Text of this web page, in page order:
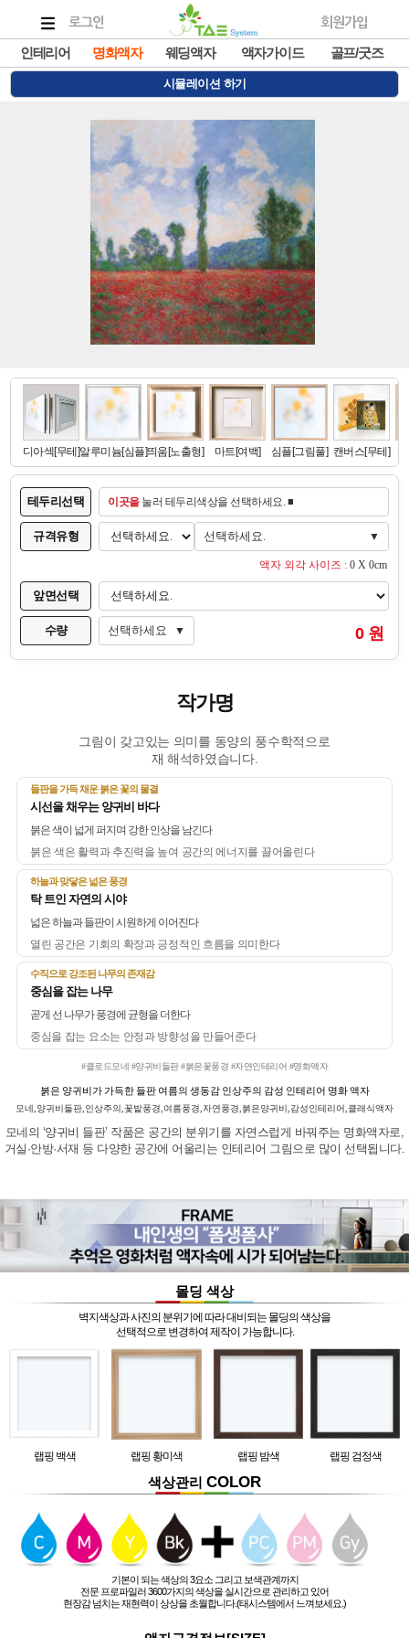
로그인 회원가입
인테리어 명화액자 웨딩액자 액자가이드 골프/굿즈
시뮬레이션 하기
테두리선택 이곳을눌러 테두리색상을 선택하세요. ■
규격유형 선택하세요. ▼
액자 외각 사이즈 : 0 X 0cm
앞면선택
수량 선택하세요 ▼ 0 원
작가명
그림이 갖고있는 의미를 동양의 풍수학적으로
재 해석하였습니다.
들판을 가득 채운 붉은 꽃의 물결
시선을 채우는 양귀비 바다
붉은 색이 넓게 퍼지며 강한 인상을 남긴다
붉은 색은 활력과 추진력을 높여 공간의 에너지를 끌어올린다
하늘과 맞닿은 넓은 풍경
탁 트인 자연의 시야
넓은 하늘과 들판이 시원하게 이어진다
열린 공간은 기회의 확장과 긍정적인 흐름을 의미한다
수직으로 강조된 나무의 존재감
중심을 잡는 나무
곧게 선 나무가 풍경에 균형을 더한다
중심을 잡는 요소는 안정과 방향성을 만들어준다
#클로드모네 #양귀비들판 #붉은꽃풍경 #자연인테리어 #명화액자
붉은 양귀비가 가득한 들판 여름의 생동감 인상주의 감성 인테리어 명화 액자
모네,양귀비들판,인상주의,꽃밭풍경,여름풍경,자연풍경,붉은양귀비,감성인테리어,클래식액자
모네의 ‘양귀비 들판’ 작품은 공간의 분위기를 자연스럽게 바꿔주는 명화액자로,
거실·안방·서재 등 다양한 공간에 어울리는 인테리어 그림으로 많이 선택됩니다.
몰딩 색상
벽지색상과 사진의 분위기에 따라 대비되는 몰딩의 색상을
선택적으로 변경하여 제작이 가능합니다.
랩핑 백색 랩핑 황미색 랩핑 밤색 랩핑 검정색
색상관리 COLOR
기본이 되는 색상의 3요소 그리고 보색관계까지
전문 프로파일러 3600가지의 색상을 실시간으로 관리하고 있어
현장감 넘치는 재현력이 상상을 초월합니다.(태시스템에서 느껴보세요.)